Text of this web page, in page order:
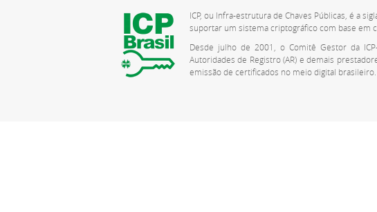
ICP, ou Infra-estrutura de Chaves Públicas, é a
suportar um sistema criptográfico com base em
Desde julho de 2001, o Comitê Gestor da
Autoridades de Registro (AR) e demais
emissão de certificados no meio digital brasileiro.